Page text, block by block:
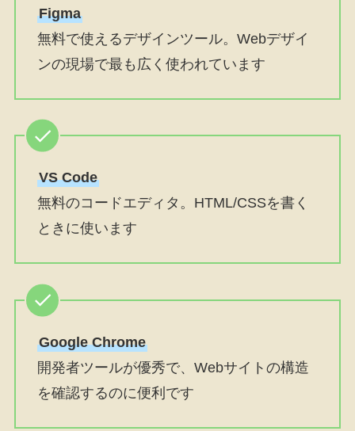
Figma
無料で使えるデザインツール。Webデザイ
ンの現場で最も広く使われています
VS Code
無料のコードエディタ。HTML/CSSを書く
ときに使います
Google Chrome
開発者ツールが優秀で、Webサイトの構造
を確認するのに便利です